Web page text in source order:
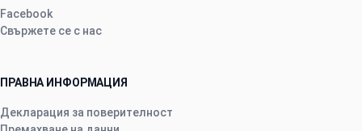
Facebook
Свържете се с нас
ПРАВНА ИНФОРМАЦИЯ
Декларация за поверителност